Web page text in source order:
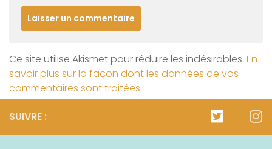
Ce site utilise Akismet pour réduire les indésirables. En
savoir plus sur la façon dont les données de vos
commentaires sont traitées.
SUIVRE :